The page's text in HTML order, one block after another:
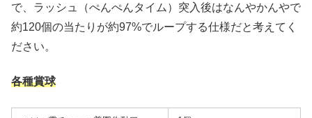
で、ラッシュ（ぺんぺんタイム）突入後はなんやかんやで
約120個の当たりが約97%でループする仕様だと考えてく
ださい。
各種賞球